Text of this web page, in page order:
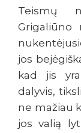
Teismų
Grigaliūno
jos
kad jis
dalyvis,
ne mažiau
jos valią